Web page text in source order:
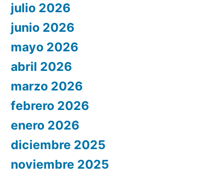
julio 2026
junio 2026
mayo 2026
abril 2026
marzo 2026
febrero 2026
enero 2026
diciembre 2025
noviembre 2025